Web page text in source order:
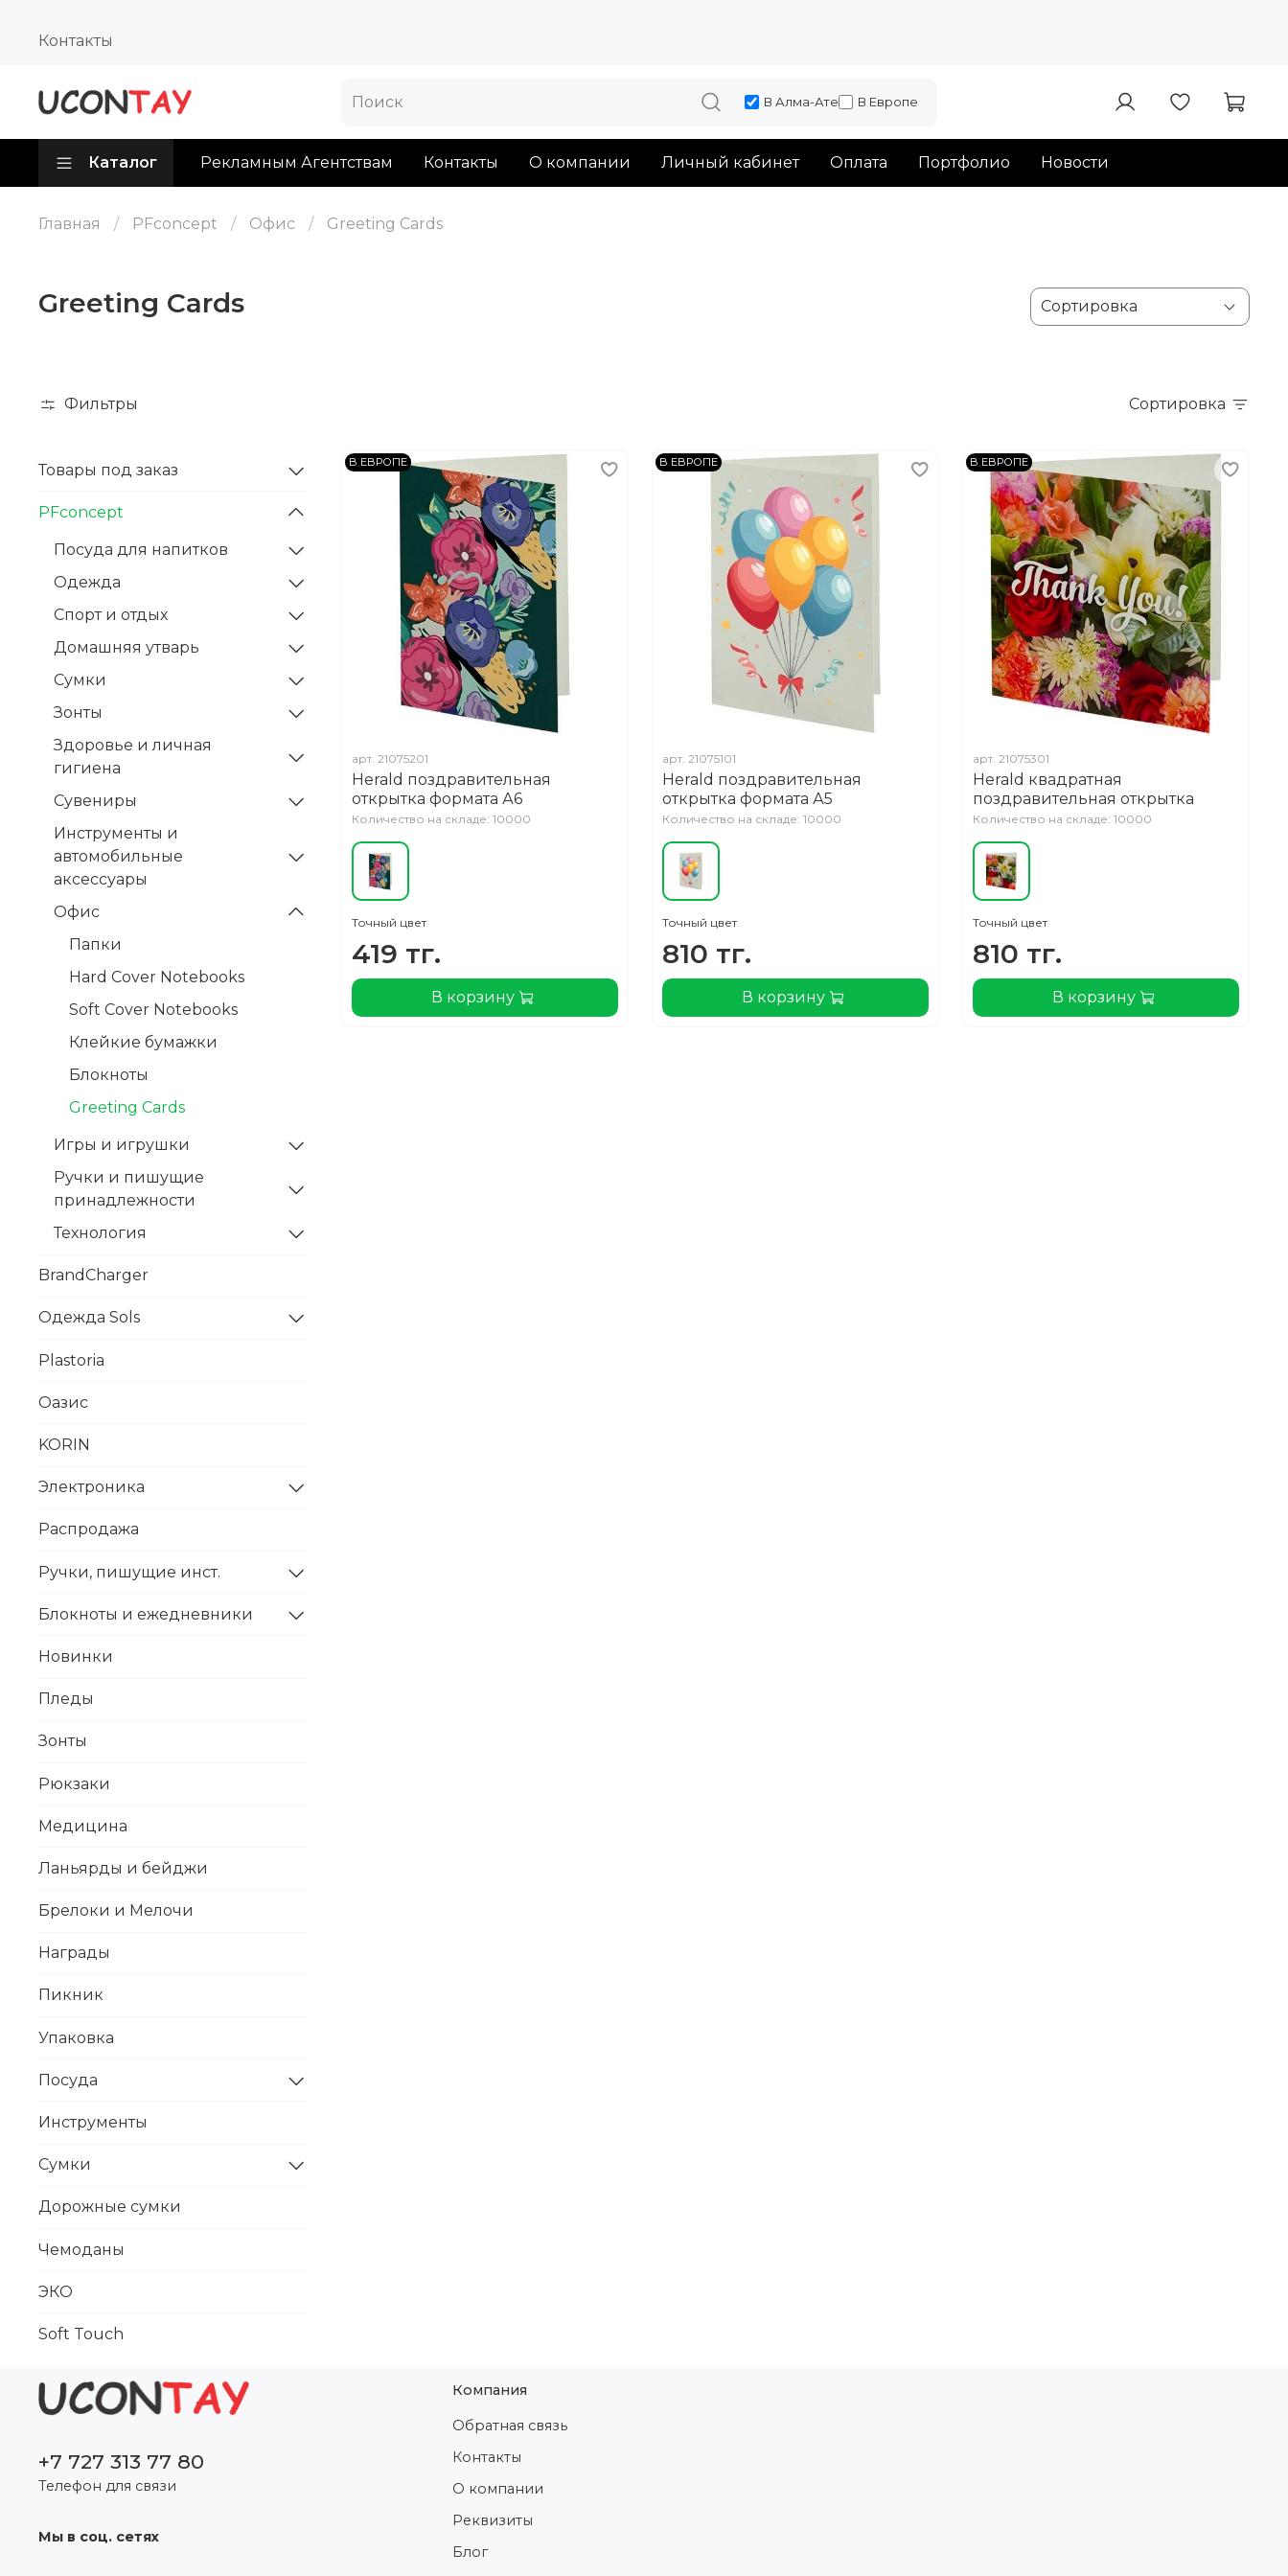
Контакты
В Алма-Ате В Европе
Каталог Рекламным Агентствам Контакты О компании Личный кабинет Оплата Портфолио Новости
Главная PFconcept Офис Greeting Cards
Greeting Cards
Фильтры Сортировка
В ЕВРОПЕ
арт. 21075201
Herald поздравительная
открытка формата А6
Количество на складе: 10000
Точный цвет
419 тг.
В корзину
В ЕВРОПЕ
арт. 21075101
Herald поздравительная
открытка формата А5
Количество на складе: 10000
Точный цвет
810 тг.
В корзину
В ЕВРОПЕ
арт. 21075301
Herald квадратная
поздравительная открытка
Количество на складе: 10000
Точный цвет
810 тг.
В корзину
Товары под заказ
PFconcept
Посуда для напитков
Одежда
Спорт и отдых
Домашняя утварь
Сумки
Зонты
Здоровье и личная
гигиена
Сувениры
Инструменты и
автомобильные
аксессуары
Офис
Папки
Hard Cover Notebooks
Soft Cover Notebooks
Клейкие бумажки
Блокноты
Greeting Cards
Игры и игрушки
Ручки и пишущие
принадлежности
Технология
BrandCharger
Одежда Sols
Plastoria
Оазис
KORIN
Электроника
Распродажа
Ручки, пишущие инст.
Блокноты и ежедневники
Новинки
Пледы
Зонты
Рюкзаки
Медицина
Ланьярды и бейджи
Брелоки и Мелочи
Награды
Пикник
Упаковка
Посуда
Инструменты
Сумки
Дорожные сумки
Чемоданы
ЭКО
Soft Touch
Компания
Обратная связь
Контакты
О компании
Реквизиты
Блог
+7 727 313 77 80
Телефон для связи
Мы в соц. сетях